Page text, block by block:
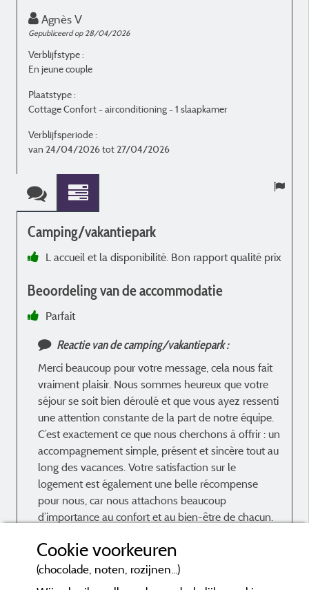
Agnès V
Gepubliceerd op 28/04/2026
Verblijfstype :
En jeune couple
Plaatstype :
Cottage Confort - airconditioning - 1 slaapkamer
Verblijfsperiode :
van 24/04/2026 tot 27/04/2026
Camping/vakantiepark
L accueil et la disponibilité. Bon rapport qualité prix
Beoordeling van de accommodatie
Parfait
Reactie van de camping/vakantiepark :
Merci beaucoup pour votre message, cela nous fait
vraiment plaisir. Nous sommes heureux que votre
séjour se soit bien déroulé et que vous ayez ressenti
une attention constante de la part de notre équipe.
C’est exactement ce que nous cherchons à offrir : un
accompagnement simple, présent et sincère tout au
long des vacances. Votre satisfaction sur le
logement est également une belle récompense
pour nous, car nous attachons beaucoup
d’importance au confort et au bien-être de chacun.
nouvelle parenthèse dans notre belle région !
Cookie voorkeuren
(chocolade, noten, rozijnen...)